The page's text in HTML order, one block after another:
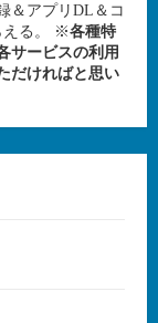
＆アプリDL＆コ
える。 ※各種特
サービスの利用
だければと思い